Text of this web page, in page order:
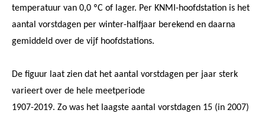
temperatuur van 0,0 ºC of lager. Per KNMI-hoofdstation is het
aantal vorstdagen per winter-halfjaar berekend en daarna
gemiddeld over de vijf hoofdstations.
De figuur laat zien dat het aantal vorstdagen per jaar sterk
varieert over de hele meetperiode
1907-2019. Zo was het laagste aantal vorstdagen 15 (in 2007)